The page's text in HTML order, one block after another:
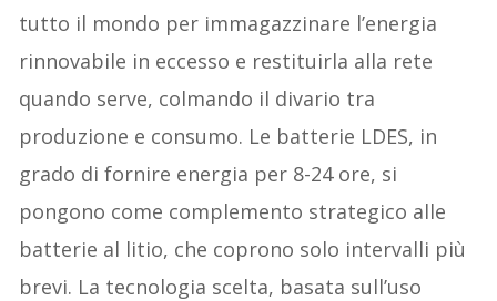
tutto il mondo per immagazzinare l’energia
rinnovabile in eccesso e restituirla alla rete
quando serve, colmando il divario tra
produzione e consumo. Le batterie LDES, in
grado di fornire energia per 8-24 ore, si
pongono come complemento strategico alle
batterie al litio, che coprono solo intervalli più
brevi. La tecnologia scelta, basata sull’uso